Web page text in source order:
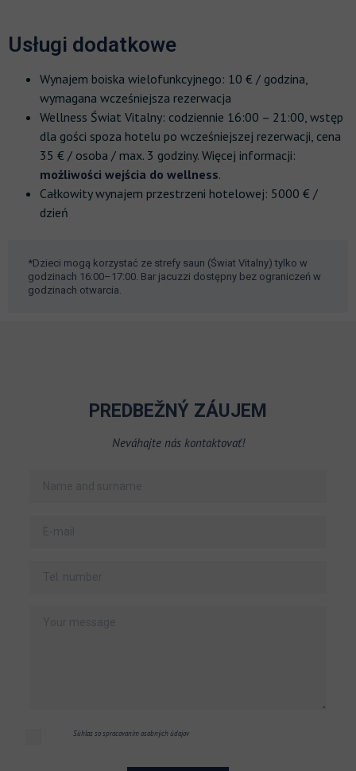
Usługi dodatkowe
Wynajem boiska wielofunkcyjnego: 10 € / godzina,
wymagana wcześniejsza rezerwacja
Wellness Świat Vitalny: codziennie 16:00 – 21:00, wstęp
dla gości spoza hotelu po wcześniejszej rezerwacji, cena
35 € / osoba / max. 3 godziny. Więcej informacji:
możliwości wejścia do wellness.
Całkowity wynajem przestrzeni hotelowej: 5000 € /
dzień
*Dzieci mogą korzystać ze strefy saun (Świat Vitalny) tylko w
godzinach 16:00–17:00. Bar jacuzzi dostępny bez ograniczeń w
godzinach otwarcia.
PREDBEŽNÝ ZÁUJEM
Neváhajte nás kontaktovať!
Súhlas so spracovaním osobných údajov